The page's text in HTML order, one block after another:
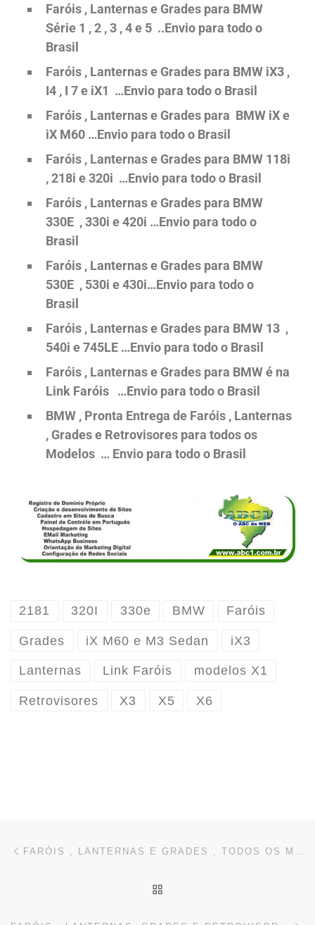
Faróis , Lanternas e Grades para BMW
Série 1 , 2 , 3 , 4 e 5 ..Envio para todo o
Brasil
Faróis , Lanternas e Grades para BMW iX3 ,
I4 , I 7 e iX1 …Envio para todo o Brasil
Faróis , Lanternas e Grades para BMW iX e
iX M60 …Envio para todo o Brasil
Faróis , Lanternas e Grades para BMW 118i
, 218i e 320i …Envio para todo o Brasil
Faróis , Lanternas e Grades para BMW
330E , 330i e 420i …Envio para todo o
Brasil
Faróis , Lanternas e Grades para BMW
530E , 530i e 430i…Envio para todo o
Brasil
Faróis , Lanternas e Grades para BMW 13 ,
540i e 745LE …Envio para todo o Brasil
Faróis , Lanternas e Grades para BMW é na
Link Faróis …Envio para todo o Brasil
BMW , Pronta Entrega de Faróis , Lanternas
, Grades e Retrovisores para todos os
Modelos … Envio para todo o Brasil
2181 320I 330e BMW Faróis
Grades iX M60 e M3 Sedan iX3
Lanternas Link Faróis modelos X1
Retrovisores X3 X5 X6
Post navigation